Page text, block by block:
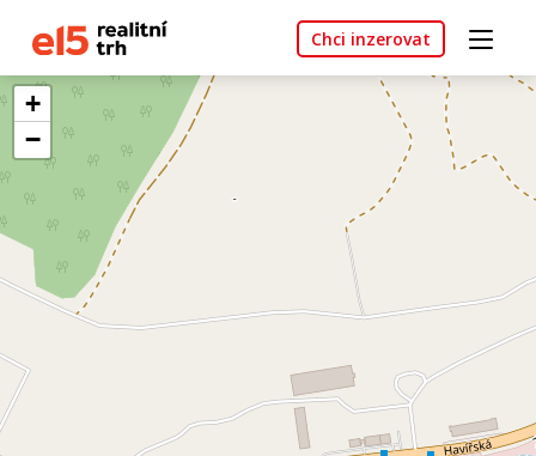
Chci inzerovat
+
−